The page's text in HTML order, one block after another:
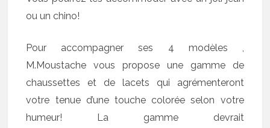
ou un chino!
Pour accompagner ses 4 modèles ,
M.Moustache vous propose une gamme de
chaussettes et de lacets qui agrémenteront
votre tenue d’une touche colorée selon votre
humeur! La gamme devrait